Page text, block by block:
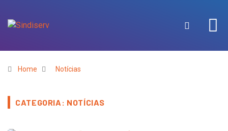
Home Notícias
CATEGORIA: NOTÍCIAS